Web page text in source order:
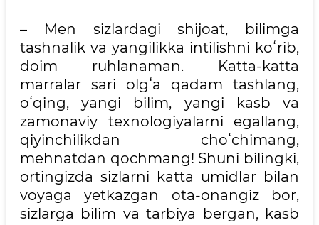
– Men sizlardagi shijoat, bilimga
tashnalik va yangilikka intilishni koʻrib,
doim ruhlanaman. Katta-katta
marralar sari olgʻa qadam tashlang,
oʻqing, yangi bilim, yangi kasb va
zamonaviy texnologiyalarni egallang,
qiyinchilikdan choʻchimang,
mehnatdan qochmang! Shuni bilingki,
ortingizda sizlarni katta umidlar bilan
voyaga yetkazgan ota-onangiz bor,
sizlarga bilim va tarbiya bergan, kasb